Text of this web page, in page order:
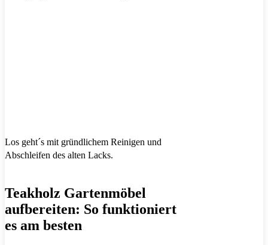
Los geht´s mit gründlichem Reinigen und
Abschleifen des alten Lacks.
Teakholz Gartenmöbel
aufbereiten: So funktioniert
es am besten